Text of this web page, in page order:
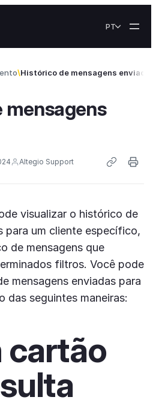
PT
Histórico de mensagens enviadas
mensagens
Altegio Support
visualizar o histórico de
para um cliente específico,
de mensagens que
filtros. Você pode
mensagens enviadas para
das seguintes maneiras:
cartão